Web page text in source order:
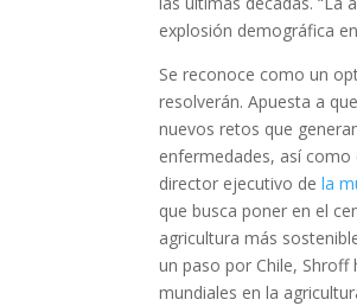
explosión demográfica
Se reconoce como un
resolverán. Apuesta a
nuevos retos que
enfermedades, así como
director ejecutivo dela
que busca poner en el
agricultura más
un paso por Chile,
mundiales en la